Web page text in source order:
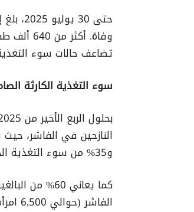
وفاة.
تضاعف حالات سوء
سوء التغذية الكارثة
و35% من سوء التغذية الحاد الشديد.
كما يعاني
الفاشر (حوالي 6,500 امرأة) يعانين من سوء التغذية الحاد.